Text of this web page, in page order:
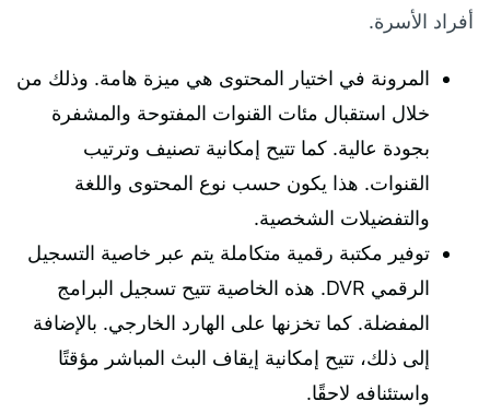
أفراد الأسرة.
المرونة في اختيار المحتوى هي ميزة هامة. وذلك من
خلال استقبال مئات القنوات المفتوحة والمشفرة
بجودة عالية. كما تتيح إمكانية تصنيف وترتيب
القنوات. هذا يكون حسب نوع المحتوى واللغة
والتفضيلات الشخصية.
توفير مكتبة رقمية متكاملة يتم عبر خاصية التسجيل
الرقمي DVR. هذه الخاصية تتيح تسجيل البرامج
المفضلة. كما تخزنها على الهارد الخارجي. بالإضافة
إلى ذلك، تتيح إمكانية إيقاف البث المباشر مؤقتًا
واستئنافه لاحقًا.